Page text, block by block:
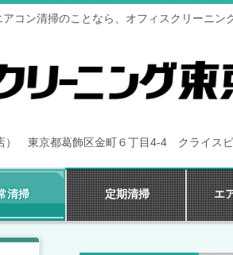
コン清掃のことなら、オフィスクリーニン
） 東京都葛飾区金町６丁目4-4 クライス
清掃 定期清掃 エ